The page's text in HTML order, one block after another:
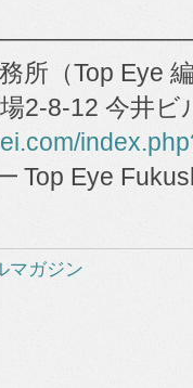
所（Top Eye
2-8-12 今井ビ
マガジン